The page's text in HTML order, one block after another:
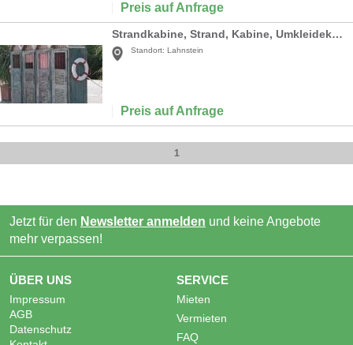
Preis auf Anfrage
Strandkabine, Strand, Kabine, Umkleidekabine, Badehäuschen, Strandhäuschen, Häuschen, Beach, Küste, Meer
Standort: Lahnstein
Preis auf Anfrage
1
Jetzt für den Newsletter anmelden und keine Angebote
mehr verpassen!
ÜBER UNS
Impressum
AGB
Datenschutz
SERVICE
Mieten
Vermieten
FAQ